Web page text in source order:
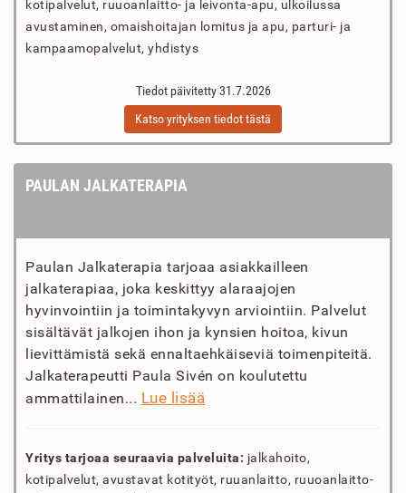
kotipalvelut, ruuoanlaitto- ja leivonta-apu, ulkoilussa
avustaminen, omaishoitajan lomitus ja apu, parturi- ja
kampaamopalvelut, yhdistys
Tiedot päivitetty 31.7.2026
Katso yrityksen tiedot tästä
PAULAN JALKATERAPIA
Paulan Jalkaterapia tarjoaa asiakkailleen
jalkaterapiaa, joka keskittyy alaraajojen
hyvinvointiin ja toimintakyvyn arviointiin. Palvelut
sisältävät jalkojen ihon ja kynsien hoitoa, kivun
lievittämistä sekä ennaltaehkäiseviä toimenpiteitä.
Jalkaterapeutti Paula Sivén on koulutettu
ammattilainen... Lue lisää
Yritys tarjoaa seuraavia palveluita: jalkahoito,
kotipalvelut, avustavat kotityöt, ruuanlaitto, ruuoanlaitto-